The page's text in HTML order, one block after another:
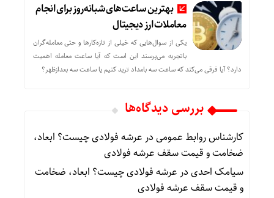
بهترین ساعت‌های شبانه‌روز برای انجام
معاملات ارز دیجیتال
یکی از سوال‌هایی که خیلی از تازه‌کارها و حتی معامله‌گران
باتجربه می‌پرسند این است که آیا ساعت معامله اهمیت
دارد؟ آیا فرقی می‌کند که ساعت سه بامداد ترید کنیم یا ساعت سه بعدازظهر؟
بررسی دیدگاه‌ها
کارشناس روابط عمومیدر عرشه فولادی چیست؟ ابعاد،
ضخامت و قیمت سقف عرشه فولادی
سیامک احدیدر عرشه فولادی چیست؟ ابعاد، ضخامت
و قیمت سقف عرشه فولادی